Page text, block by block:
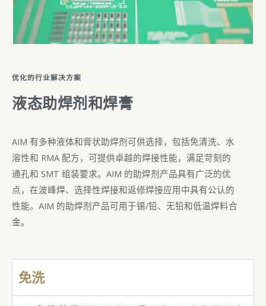
优化的行业解决方案
液态助焊剂和焊膏
AIM 有多种液体和膏状助焊剂可供选择，包括免清洗、水
溶性和 RMA 配方，可提供卓越的焊接性能，满足苛刻的
通孔和 SMT 组装要求。AIM 的助焊剂产品具有广泛的优
点，在波峰焊、选择性焊接和返修焊接应用中具有公认的
性能。AIM 的助焊剂产品可用于锡/铅、无铅和低温焊料合
金。
免洗